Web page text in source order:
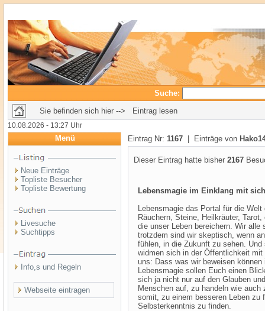
Suche:
Sie befinden sich hier --> Eintrag lesen
10.08.2026 - 13:27 Uhr
Menü
Neue Einträge
Topliste Besucher
Topliste Bewertung
Livesuche
Suchtipps
Info,s und Regeln
Webseite eintragen
Eintrag Nr: 1167 | Einträge von
Dieser Eintrag hatte bisher 2167
Lebensmagie im Einklang mit
Lebensmagie das Portal für die
Räuchern, Steine, Heilkräuter,
die unser Leben bereichern. Wir
trotzdem sind wir skeptisch, wenn
fühlen, in die Zukunft zu sehen.
widmen sich in der Öffentlichkeit
uns: Dass was wir beweisen
Lebensmagie sollen Euch einen
sich ja nicht nur auf den Glauben
Menschen auf, zu handeln wie
somit, zu einem besseren Leben zu
Selbsterkenntnis zu finden.